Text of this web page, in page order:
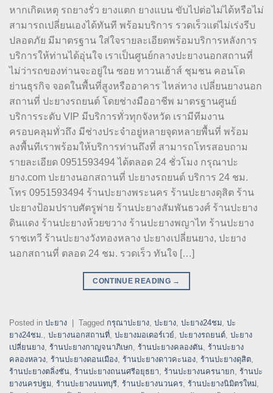
หากเกิดเหตุ รถยางรั่ว ยางแตก ยางแบน ขับไปต่อไม่ได้หรือไม่
สามารถเปลี่ยนเองได้ทันที พร้อมบริการ รวดเร็วแต่ไม่เร่งรีบ
ปลอดภัย มีมาตรฐาน ใส่ใจรายละเอียดพร้อมบริการหลังการ
บริการให้ท่านได้อุ่นใจ เราเป็นศูนย์กลางปะยางนอกสถานที่
ไม่ว่ารถของท่านจะอยู่ใน ซอย ทาวนเฮ้าส์ ชุมชน คอนโด
ย่านธุรกิจ จอดในพื้นที่สูงหรืออาคาร ไหล่ทาง เปลี่ยนยางนอก
สถานที่ ปะยางรถยนต์ โดยช่างมืออาชีพ มาตรฐานศูนย์
บริการระดับ VIP มีบริการทั่วทุกจังหวัด เรามีทีมงาน
ครอบคลุมทั่วถึง มีช่างประจำอยู่หลายจุดหลายพื้นที่ พร้อม
ลงพื้นทีเราพร้อมให้บริการท่านถึงที่ สามารถโทรสอบถาม
รายละเอียด 0951593494 ได้ตลอด 24 ชั่วโมง กรุณาปะ
ยาง.com ปะยางนอกสถานที่ ปะยางรถยนต์ บริการ 24 ชม.
โทร 0951593494 ร้านปะยางพระนคร ร้านปะยางดุสิต ร้าน
ปะยางป้อมปราบศัตรูพ่าย ร้านปะยางสัมพันธวงศ์ ร้านปะยาง
ดินแดง ร้านปะยางห้วยขวาง ร้านปะยางพญาไท ร้านปะยาง
ราชเทวี ร้านปะยางวังทองหลาง ปะยางเปลี่ยนยาง, ปะยาง
นอกสถานที่ ตลอด 24 ชม. รวดเร็ว ทันใจ […]
CONTINUE READING →
Posted in ปะยาง | Tagged กรุณาปะยาง ปะยาง ปะยาง24ชม ปะ
ยาง24ชม.
ปะยางนอกสถานที่ ปะยางมอเตอร์เวย์ ปะยางรถยนต์ ปะยาง
เปลี่ยนยาง ร้านปะยางกาญจนาภิเษก ร้านปะยางคลองตัน ร้านปะยาง
คลองหลวง ร้านปะยางดอนเมือง ร้านปะยางดาวคะนอง ร้านปะยางดุสิต
ร้านปะยางตลิ่งชัน ร้านปะยางถนนศรีอยุธยา ร้านปะยางนครนายก ร้านปะ
ยางนครปฐม ร้านปะยางนนทบุรี ร้านปะยางนวนคร ร้านปะยางนิมิตรใหม่